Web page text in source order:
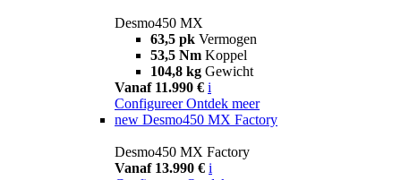
Desmo450 MX
63,5 pk Vermogen
53,5 Nm Koppel
104,8 kg Gewicht
Vanaf 11.990 € i
Configureer Ontdek meer
new Desmo450 MX Factory
Desmo450 MX Factory
Vanaf 13.990 € i